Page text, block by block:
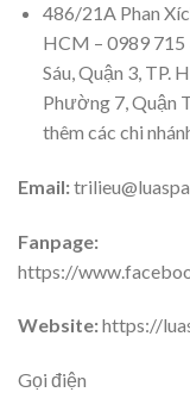
486/21A Phan
HCM – 0989
Sáu, Quận 3, TP.
Phường 7, Quận
thêm các chi
Email:
Fanpage:
https://
Website:https://
Gọi điện